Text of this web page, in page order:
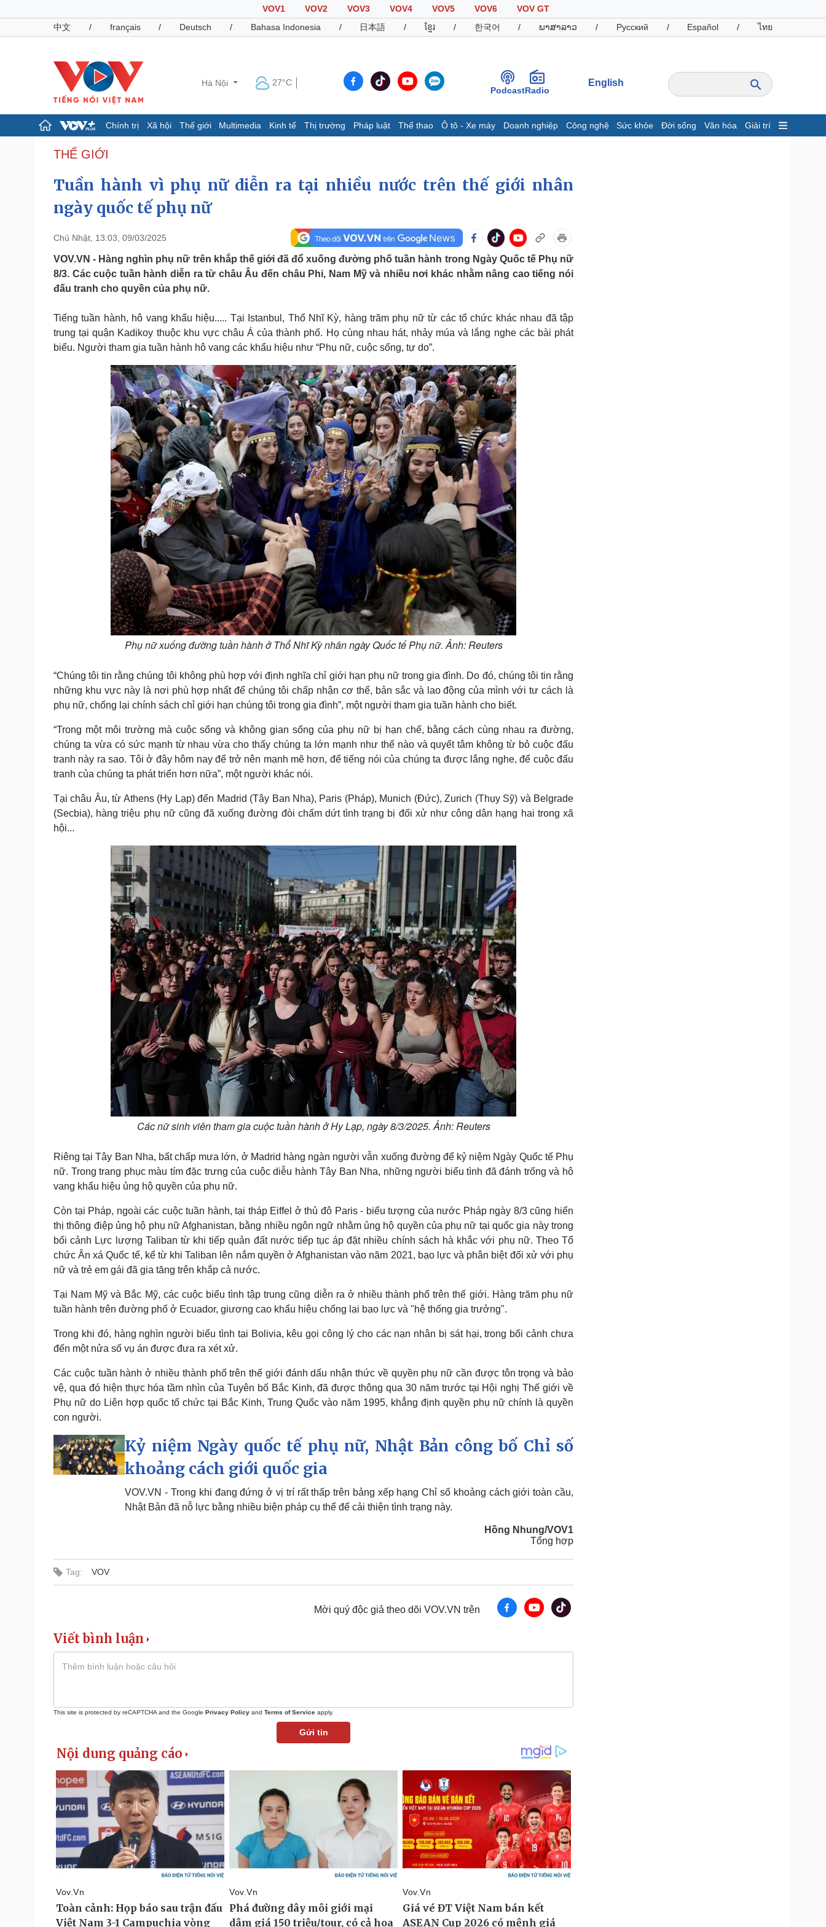
VOV1 VOV2 VOV3 VOV4 VOV5 VOV6
VOV GT
中文
/ français / Deutsch / Bahasa Indonesia / 日本語 / ខ្មែរ / 한국어 / ພາສາລາວ / Русский / Español / ไทย
Hà Nội 27°C
PodcastRadio
English
Chính trị Xã hội Thế giới Multimedia Kinh tế Thị trường Pháp luật Thể thao Ô tô - Xe máy Doanh nghiệp Công nghệ Sức khỏe Đời sống Văn hóa Giải trí
Chính trị
Tổ chức nhân sự
Quốc hội
Nhận diện sự thật
Dự báo thời tiết
Giáo dục
Dấu ấn VOV
Việc làm
Cuộc sống đó đây
Hồ sơ
Ảnh
E-Magazine
Khởi nghiệp
Pháp luật
Vụ án
Tin nóng
Tư vấn luật
Quân sự - Quốc phòng
Vũ khí
Việt Nam
Phân tích
Thể thao
Bóng đá
Lịch thi đấu bóng đá
Hậu trường
Ô tô - Xe máy
Ô tô
Doanh nghiệp
Thông tin doanh nghiệp
Doanh nghiệp 24h
Sức khỏe
Sản phụ khoa
Làm đẹp - giảm cân
Phòng mạch online
Ăn sạch sống khỏe
Đời sống
Blog
Tình yêu - Gia đình
Văn hóa
Văn học
Âm nhạc
Di sản
Giải trí
Thời trang
Sao Việt
THẾ GIỚI
Tuần hành vì phụ nữ diễn ra tại nhiều nước trên thế giới nhân
ngày quốc tế phụ nữ
Chủ Nhật, 13:03, 09/03/2025
VOV.VN - Hàng nghìn phụ nữ trên khắp thế giới đã đổ xuống đường phố tuần hành trong Ngày Quốc tế Phụ nữ
8/3. Các cuộc tuần hành diễn ra từ châu Âu đến châu Phi, Nam Mỹ và nhiều nơi khác nhằm nâng cao tiếng nói
đấu tranh cho quyền của phụ nữ.
Tiếng tuần hành, hô vang khẩu hiệu..... Tại Istanbul, Thổ Nhĩ Kỳ, hàng trăm phụ nữ từ các tổ chức khác nhau đã tập
trung tại quận Kadikoy thuộc khu vực châu Á của thành phố. Họ cùng nhau hát, nhảy múa và lắng nghe các bài phát
biểu. Người tham gia tuần hành hô vang các khẩu hiệu như “Phụ nữ, cuộc sống, tự do”.
Phụ nữ xuống đường tuần hành ở Thổ Nhĩ Kỳ nhân ngày Quốc tế Phụ nữ. Ảnh: Reuters
“Chúng tôi tin rằng chúng tôi không phù hợp với định nghĩa chỉ giới hạn phụ nữ trong gia đình. Do đó, chúng tôi tin rằng
những khu vực này là nơi phù hợp nhất để chúng tôi chấp nhận cơ thể, bản sắc và lao động của mình với tư cách là
phụ nữ, chống lại chính sách chỉ giới hạn chúng tôi trong gia đình”, một người tham gia tuần hành cho biết.
“Trong một môi trường mà cuộc sống và không gian sống của phụ nữ bị hạn chế, bằng cách cùng nhau ra đường,
chúng ta vừa có sức mạnh từ nhau vừa cho thấy chúng ta lớn mạnh như thế nào và quyết tâm không từ bỏ cuộc đấu
tranh này ra sao. Tôi ở đây hôm nay để trở nên mạnh mẽ hơn, để tiếng nói của chúng ta được lắng nghe, để cuộc đấu
tranh của chúng ta phát triển hơn nữa”, một người khác nói.
Tại châu Âu, từ Athens (Hy Lạp) đến Madrid (Tây Ban Nha), Paris (Pháp), Munich (Đức), Zurich (Thụy Sỹ) và Belgrade
(Secbia), hàng triệu phụ nữ cũng đã xuống đường đòi chấm dứt tình trạng bị đối xử như công dân hạng hai trong xã
hội...
Các nữ sinh viên tham gia cuộc tuần hành ở Hy Lạp, ngày 8/3/2025. Ảnh: Reuters
Riêng tại Tây Ban Nha, bất chấp mưa lớn, ở Madrid hàng ngàn người vẫn xuống đường để kỷ niệm Ngày Quốc tế Phụ
nữ. Trong trang phục màu tím đặc trưng của cuộc diễu hành Tây Ban Nha, những người biểu tình đã đánh trống và hô
vang khẩu hiệu ủng hộ quyền của phụ nữ.
Còn tại Pháp, ngoài các cuộc tuần hành, tại tháp Eiffel ở thủ đô Paris - biểu tượng của nước Pháp ngày 8/3 cũng hiển
thị thông điệp ủng hộ phụ nữ Afghanistan, bằng nhiều ngôn ngữ nhằm ủng hộ quyền của phụ nữ tại quốc gia này trong
bối cảnh Lực lượng Taliban từ khi tiếp quản đất nước tiếp tục áp đặt nhiều chính sách hà khắc với phụ nữ. Theo Tổ
chức Ân xá Quốc tế, kể từ khi Taliban lên nắm quyền ở Afghanistan vào năm 2021, bạo lực và phân biệt đối xử với phụ
nữ và trẻ em gái đã gia tăng trên khắp cả nước.
Tại Nam Mỹ và Bắc Mỹ, các cuộc biểu tình tập trung cũng diễn ra ở nhiều thành phố trên thế giới. Hàng trăm phụ nữ
tuần hành trên đường phố ở Ecuador, giương cao khẩu hiệu chống lại bạo lực và "hệ thống gia trưởng".
Trong khi đó, hàng nghìn người biểu tình tại Bolivia, kêu gọi công lý cho các nạn nhân bị sát hại, trong bối cảnh chưa
đến một nửa số vụ án được đưa ra xét xử.
Các cuộc tuần hành ở nhiều thành phố trên thế giới đánh dấu nhận thức về quyền phụ nữ cần được tôn trọng và bảo
vệ, qua đó hiện thực hóa tầm nhìn của Tuyên bố Bắc Kinh, đã được thông qua 30 năm trước tại Hội nghị Thế giới về
Phụ nữ do Liên hợp quốc tổ chức tại Bắc Kinh, Trung Quốc vào năm 1995, khẳng định quyền phụ nữ chính là quyền
con người.
Kỷ niệm Ngày quốc tế phụ nữ, Nhật Bản công bố Chỉ số
khoảng cách giới quốc gia
VOV.VN - Trong khi đang đứng ở vị trí rất thấp trên bảng xếp hạng Chỉ số khoảng cách giới toàn cầu,
Nhật Bản đã nỗ lực bằng nhiều biện pháp cụ thể để cải thiện tình trạng này.
Hồng Nhung/VOV1
Tổng hợp
Tag: VOV
Mời quý độc giả theo dõi VOV.VN trên
Viết bình luận
This site is protected by reCAPTCHA and the Google Privacy Policy and Terms of Service apply.
Gửi tin